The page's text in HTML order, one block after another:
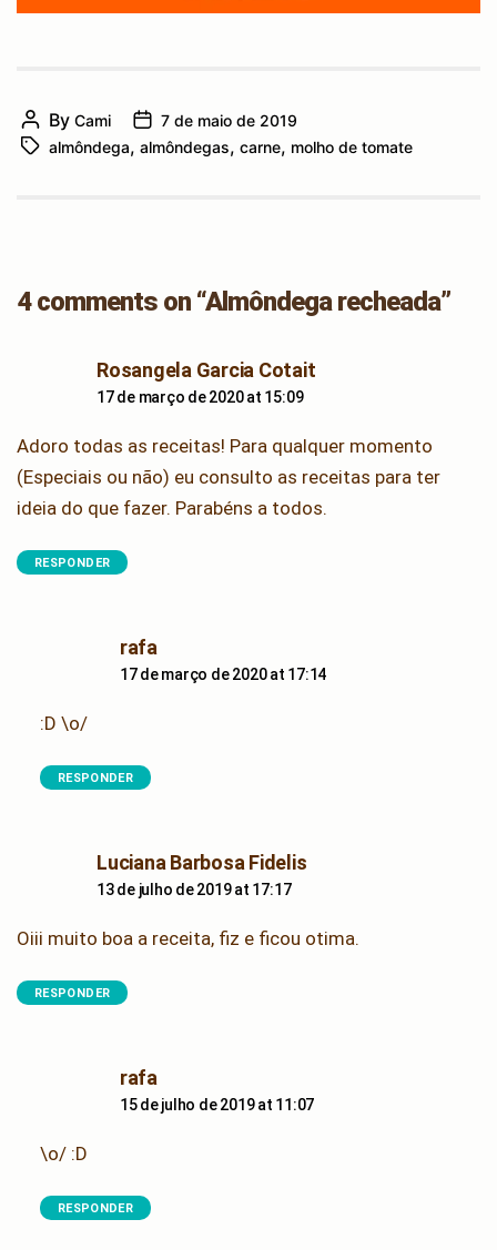
Post
author
By Cami
Post
date
7 de maio de 2019
Tagsalmôndega, almôndegas, carne, molho de tomate
4 comments on “Almôndega recheada”
Rosangela Garcia Cotaitsays:
17 de março de 2020 at 15:09
Adoro todas as receitas! Para qualquer momento
(Especiais ou não) eu consulto as receitas para ter
ideia do que fazer. Parabéns a todos.
RESPONDER
rafasays:
17 de março de 2020 at 17:14
:D \o/
RESPONDER
Luciana Barbosa Fidelissays:
13 de julho de 2019 at 17:17
Oiii muito boa a receita, fiz e ficou otima.
RESPONDER
rafasays:
15 de julho de 2019 at 11:07
\o/ :D
RESPONDER